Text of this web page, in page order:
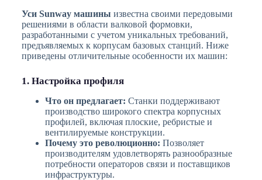
Уси Sunway машины известна своими передовыми
решениями в области валковой формовки,
разработанными с учетом уникальных требований,
предъявляемых к корпусам базовых станций. Ниже
приведены отличительные особенности их машин:
1. Настройка профиля
Что он предлагает: Станки поддерживают
производство широкого спектра корпусных
профилей, включая плоские, ребристые и
вентилируемые конструкции.
Почему это революционно: Позволяет
производителям удовлетворять разнообразные
потребности операторов связи и поставщиков
инфраструктуры.